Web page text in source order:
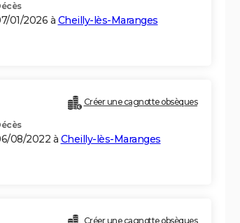
01/2026 à Cheilly-lès-Maranges
Créer une cagnotte obsèques
08/2022 à Cheilly-lès-Maranges
Créer une cagnotte obsèques